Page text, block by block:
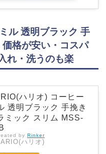
ル 透明ブラック 手
格が安い・コスパ
れ・洗うのも楽
ハリオ) コーヒー
透明ブラック 手挽き
ミック スリム MSS-
by Rinker
ハリオ)